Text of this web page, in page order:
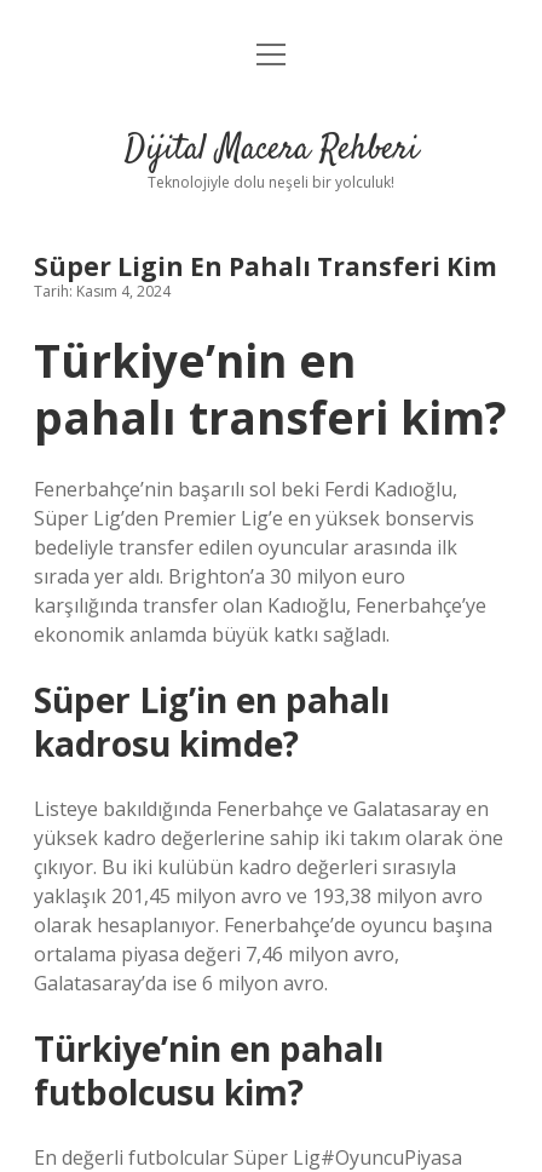
Anasayfa
Yasal Uyarı
menüyü
Dijital Macera Rehberi
Teknolojiyle dolu neşeli bir yolculuk!
Süper Ligin En Pahalı Transferi Kim
Tarih: Kasım 4, 2024
Türkiye’nin en
pahalı transferi kim?
Fenerbahçe’nin başarılı sol beki Ferdi Kadıoğlu,
Süper Lig’den Premier Lig’e en yüksek bonservis
bedeliyle transfer edilen oyuncular arasında ilk
sırada yer aldı. Brighton’a 30 milyon euro
karşılığında transfer olan Kadıoğlu, Fenerbahçe’ye
ekonomik anlamda büyük katkı sağladı.
Süper Lig’in en pahalı
kadrosu kimde?
Listeye bakıldığında Fenerbahçe ve Galatasaray en
yüksek kadro değerlerine sahip iki takım olarak öne
çıkıyor. Bu iki kulübün kadro değerleri sırasıyla
yaklaşık 201,45 milyon avro ve 193,38 milyon avro
olarak hesaplanıyor. Fenerbahçe’de oyuncu başına
ortalama piyasa değeri 7,46 milyon avro,
Galatasaray’da ise 6 milyon avro.
Türkiye’nin en pahalı
futbolcusu kim?
En değerli futbolcular Süper Lig#OyuncuPiyasa